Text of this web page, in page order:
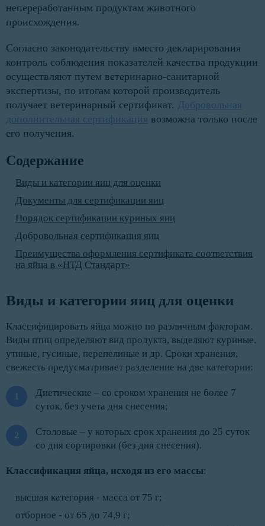
непереработанным продуктам животного
происхождения.
Согласно законодательству вместо декларирования
контроль соблюдения показателей качества продукции
осуществляют путем ветеринарно-санитарной
экспертизы, по итогам которой производитель
получает ветеринарный сертификат. Добровольная
дополнительная сертификация возможна только после
его получения.
Содержание
Виды и категории яиц для оценки
Документы для сертификации яиц
Порядок сертификации куриных яиц
Добровольная сертификация яиц
Преимущества оформления сертификата соответствия
на яйца в «НТД Стандарт»
Виды и категории яиц для оценки
Классифицировать яйца можно по различным факторам.
Виды птиц определяют вид продукта, выделяют куриные,
утиные, гусиные, перепелиные и др. Сроки хранения,
свежесть предусматривает разделение на две категории:
Диетические – со сроком хранения не более 7
суток, без учета дня снесения;
Столовые – у которых срок хранения до 25 суток
со дня сортировки (без дня снесения).
Классификация яйца, исходя из его массы:
высшая категория - масса от 75 г;
отборное - от 65 до 74,9 г;